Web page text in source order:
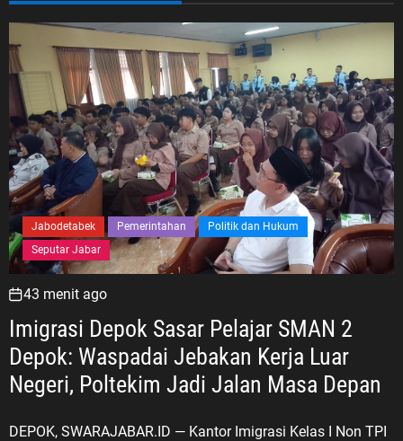
Jabodetabek Pemerintahan
Politik dan Hukum
Seputar Jabar
43 menit ago
Imigrasi Depok Sasar Pelajar SMAN 2
Depok: Waspadai Jebakan Kerja Luar
DEPOK, SWARAJABAR.ID — Kantor Imigrasi Kelas I Non TPI